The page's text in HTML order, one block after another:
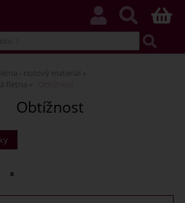
- notový materiál
flétna
Obtížnost